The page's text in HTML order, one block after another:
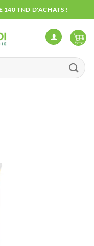
140 TND D'ACHATS !